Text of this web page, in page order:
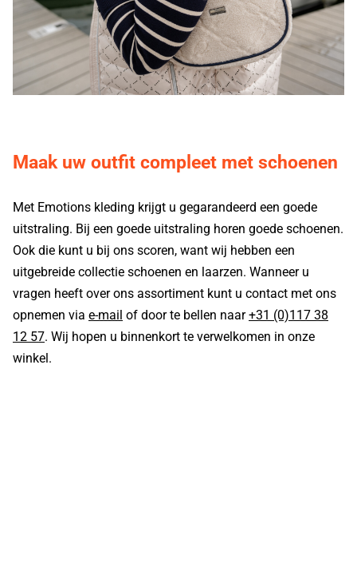
Maak uw outfit compleet met schoenen
Met Emotions kleding krijgt u gegarandeerd een goede
uitstraling. Bij een goede uitstraling horen goede schoenen.
Ook die kunt u bij ons scoren, want wij hebben een
uitgebreide collectie schoenen en laarzen. Wanneer u
vragen heeft over ons assortiment kunt u contact met ons
opnemen via e-mail of door te bellen naar+31 (0)117 38
12 57. Wij hopen u binnenkort te verwelkomen in onze
winkel.